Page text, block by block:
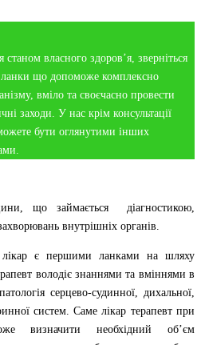
власного здоров’я, зверніться
ланки що допоможе комплексно
вміло та своєчасно провести
заходи. У нас крім консультації
бути оглянутими інших
що займається діагностикою,
внутрішніх органів.
лікар є першими ланками на шляху
володіє знаннями та вміннями в
серцево-судинної, дихальної,
систем. Саме лікар терапевт при
визначити необхідний об’єм